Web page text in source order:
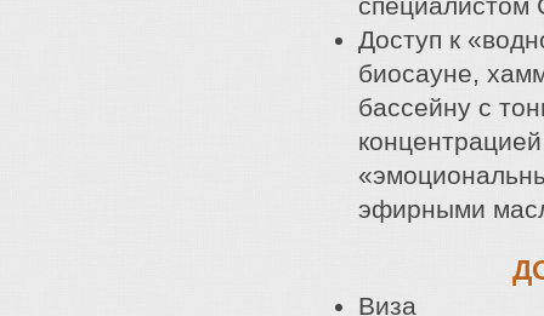
Доступ к
биосауне,
бассейну с
эфирными
Виза